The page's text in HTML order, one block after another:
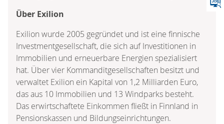
Über Exilion
Exilion wurde 2005 gegründet und ist eine finnische
Investmentgesellschaft, die sich auf Investitionen in
Immobilien und erneuerbare Energien spezialisiert
hat. Über vier Kommanditgesellschaften besitzt und
verwaltet Exilion ein Kapital von 1,2 Milliarden Euro,
das aus 10 Immobilien und 13 Windparks besteht.
Das erwirtschaftete Einkommen fließt in Finnland in
Pensionskassen und Bildungseinrichtungen.